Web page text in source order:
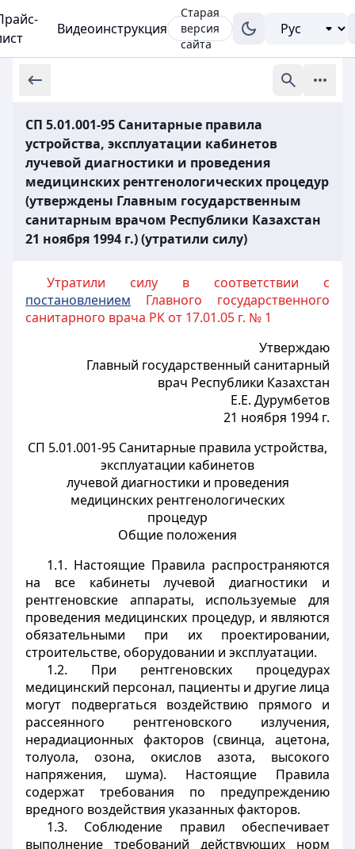
Видеоинструкция
Старая
версия
сайта
СП 5.01.001-95 Санитарные правила
устройства, эксплуатации кабинетов
лучевой диагностики и проведения
медицинских рентгенологических процедур
(утверждены Главным государственным
санитарным врачом Республики Казахстан
21 ноября 1994 г.) (утратили силу)
Утратили силу в соответствии с
постановлением Главного государственного
санитарного врача РК от 17.01.05 г. № 1
Утверждаю
Главный государственный санитарный
врач Республики Казахстан
Е.Е. Дурумбетов
21 ноября 1994 г.
СП 5.01.001-95 Санитарные правила устройства,
эксплуатации кабинетов
лучевой диагностики и проведения
медицинских рентгенологических
процедур
Общие положения
1.1. Настоящие Правила распространяются
на все кабинеты лучевой диагностики и
рентгеновские аппараты, используемые для
проведения медицинских процедур, и являются
обязательными при их проектировании,
строительстве, оборудовании и эксплуатации.
1.2. При рентгеновских процедурах
медицинский персонал, пациенты и другие лица
могут подвергаться воздействию прямого и
рассеянного рентгеновского излучения,
нерадиационных факторов (свинца, ацетона,
толуола, озона, окислов азота, высокого
напряжения, шума). Настоящие Правила
содержат требования по предупреждению
вредного воздействия указанных факторов.
1.3. Соблюдение правил обеспечивает
выполнение требований действующих норм